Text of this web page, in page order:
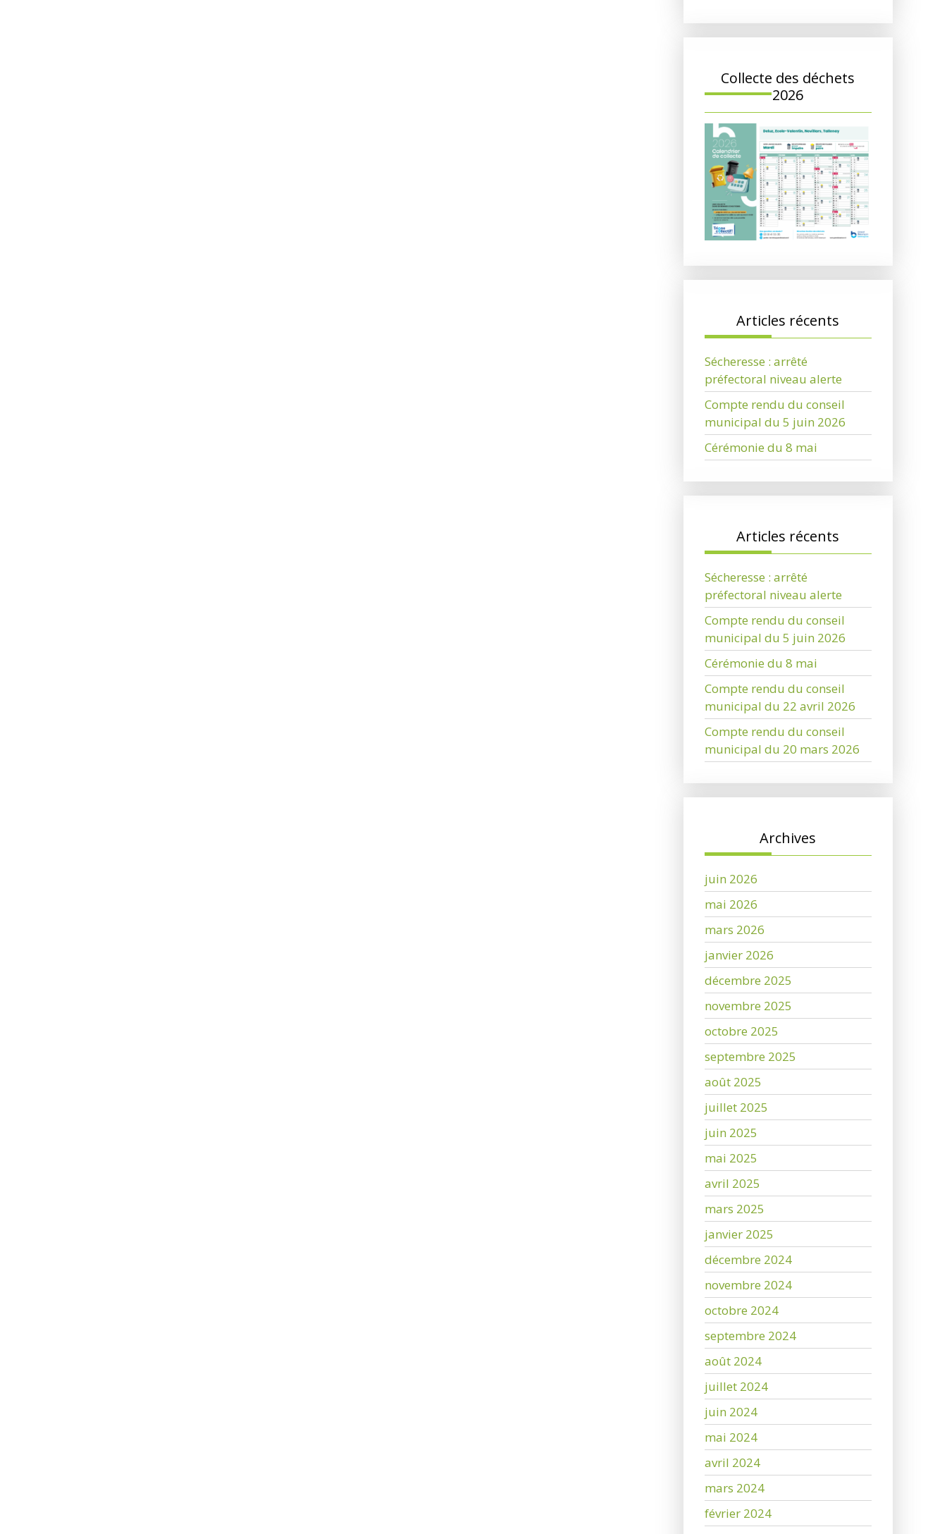
Collecte des déchets
2026
Articles récents
Sécheresse : arrêté
préfectoral niveau alerte
Compte rendu du conseil
municipal du 5 juin 2026
Cérémonie du 8 mai
Articles récents
Sécheresse : arrêté
préfectoral niveau alerte
Compte rendu du conseil
municipal du 5 juin 2026
Cérémonie du 8 mai
Compte rendu du conseil
municipal du 22 avril 2026
Compte rendu du conseil
municipal du 20 mars 2026
Archives
juin 2026
mai 2026
mars 2026
janvier 2026
décembre 2025
novembre 2025
octobre 2025
septembre 2025
août 2025
juillet 2025
juin 2025
mai 2025
avril 2025
mars 2025
janvier 2025
décembre 2024
novembre 2024
octobre 2024
septembre 2024
août 2024
juillet 2024
juin 2024
mai 2024
avril 2024
mars 2024
février 2024